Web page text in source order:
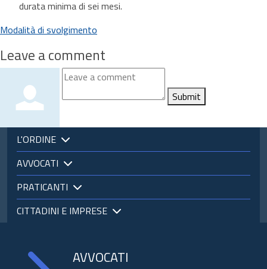
durata minima di sei mesi.
Modalità di svolgimento
Leave a comment
Submit
L'ORDINE
AVVOCATI
PRATICANTI
CITTADINI E IMPRESE
AVVOCATI